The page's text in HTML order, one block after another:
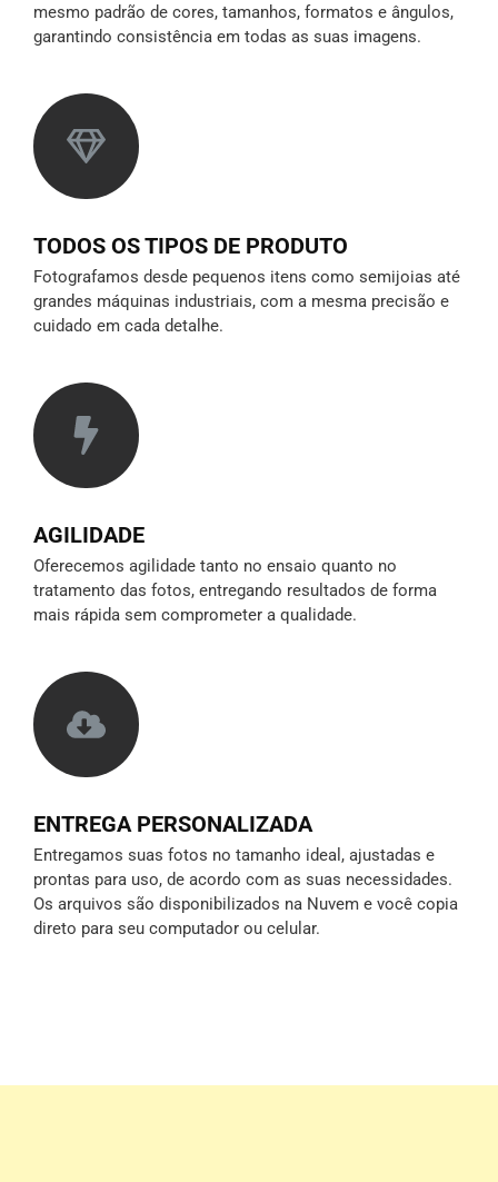
mesmo padrão de cores, tamanhos, formatos e ângulos,
garantindo consistência em todas as suas imagens.
TODOS OS TIPOS DE PRODUTO
Fotografamos desde pequenos itens como semijoias até
grandes máquinas industriais, com a mesma precisão e
cuidado em cada detalhe.
AGILIDADE
Oferecemos agilidade tanto no ensaio quanto no
tratamento das fotos, entregando resultados de forma
mais rápida sem comprometer a qualidade.
ENTREGA PERSONALIZADA
Entregamos suas fotos no tamanho ideal, ajustadas e
prontas para uso, de acordo com as suas necessidades.
Os arquivos são disponibilizados na Nuvem e você copia
direto para seu computador ou celular.